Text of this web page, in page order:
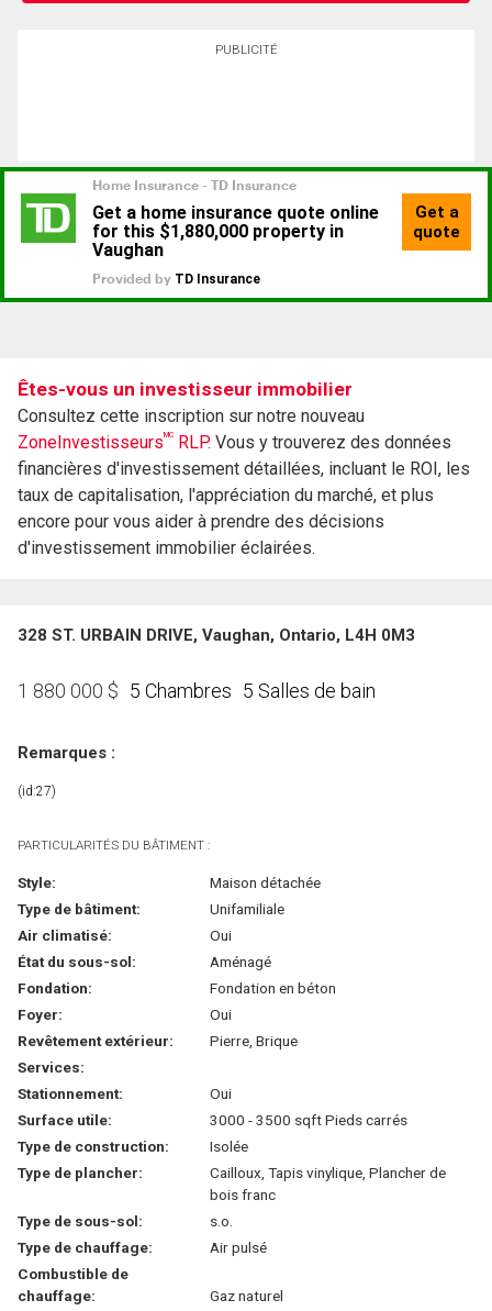
PUBLICITÉ
Êtes-vous un investisseur immobilier
Consultez cette inscription sur notre nouveau
ZoneInvestisseursMC RLP. Vous y trouverez des données
financières d'investissement détaillées, incluant le ROI, les
taux de capitalisation, l'appréciation du marché, et plus
encore pour vous aider à prendre des décisions
d'investissement immobilier éclairées.
328 ST. URBAIN DRIVE, Vaughan, Ontario, L4H 0M3
1 880 000 $ 5 Chambres 5 Salles de bain
Remarques :
(id:27)
PARTICULARITÉS DU BÂTIMENT :
Style:
Maison détachée
Type de bâtiment:
Unifamiliale
Air climatisé:
Oui
État du sous-sol:
Aménagé
Fondation:
Fondation en béton
Foyer:
Oui
Revêtement extérieur:
Pierre, Brique
Services:
Stationnement:
Oui
Surface utile:
3000 - 3500 sqft Pieds carrés
Type de construction:
Isolée
Type de plancher:
Cailloux, Tapis vinylique, Plancher de
bois franc
Type de sous-sol:
s.o.
Type de chauffage:
Air pulsé
Combustible de
chauffage:
Gaz naturel